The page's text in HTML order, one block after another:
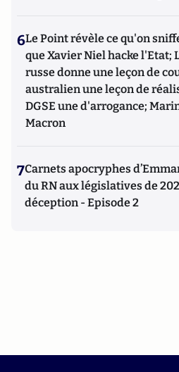
6Le Point révèle ce qu'on
que Xavier Niel hacke l'Etat;
russe donne une leçon de
australien une leçon de
DGSE une d'arrogance;
Macron
7Carnets apocryphes
du RN aux législatives de
déception - Episode 2